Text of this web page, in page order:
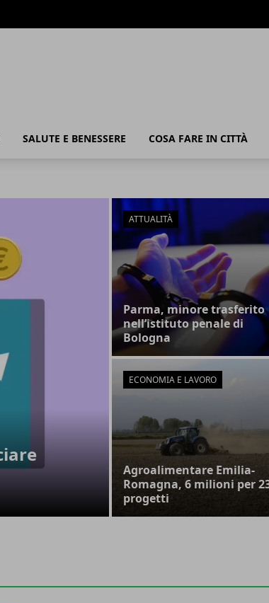
SALUTE E BENESSERE COSA FARE IN CITTÀ
ATTUALITÀ
Parma, minore trasferito
nell’istituto penale di
Bologna
ECONOMIA E LAVORO
Agroalimentare Emilia-
Romagna, 6 milioni per
progetti